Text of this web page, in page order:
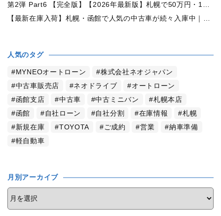
第2弾 Part6 【完全版】【2026年最新版】札幌で50万円・100万円・150万円ならどんな中古車が買える？予算別中古車選び完全ガイド
【最新在庫入荷】札幌・函館で人気の中古車が続々入庫中｜早い者勝ち！【トヨタ ヴォクシー2.0ZS煌Ⅱ 4WD】
人気のタグ
MYNEOオートローン
株式会社ネオジャパン
中古車販売店
ネオドライブ
オートローン
函館支店
中古車 中古ミニバン
札幌本店
函館
自社ローン 自社分割 在庫情報
札幌
新規在庫
TOYOTA ご成約 営業
納車準備
軽自動車
月別アーカイブ